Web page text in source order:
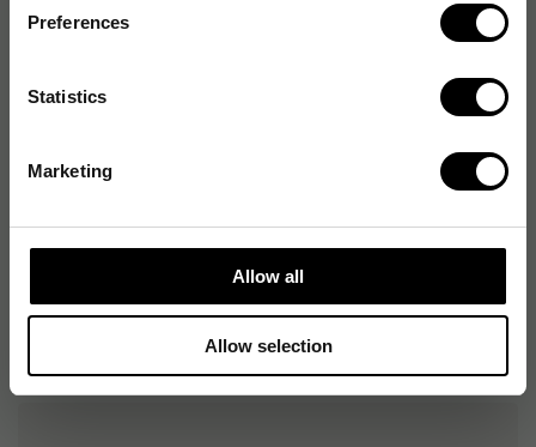
Preferences
Statistics
Marketing
Allow all
Allow selection
Artikelnummer
Produktspecifikationer
Typ Städvagn, Metodvagn
Nej